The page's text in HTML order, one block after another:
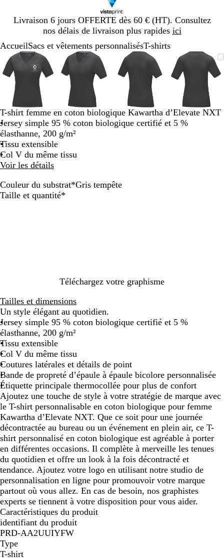
Livraison 6 jours OFFERTE dès 60 € (HT). Consultez
nos délais de livraison plus rapides ici
Diapositive
1
AccueilSacs et vêtements personnalisésT-shirts
Image
zoomable
Zoom
au
minimum
Cliquez
pour
développer
Utilisez
les
touches
plus
moins
pour
zoomer
et
les
touches
fléchées
pour
faire
défiler
Image
zoomable
Zoom
minimum
Cliquez
développer
Utilisez
touches
plus
moins
pour
pour
Image
zoomable
Zoom
minimum
Cliquez
développer
Utilisez
touches
plus
moins
pour
Image
Zoom
Cliquez
Utilisez
touches
plus
moins
Diapositive
sur
T-shirt femme en coton biologique Kawartha d’Elevate NXT
Jersey simple 95 % coton biologique certifié et 5 %
élasthanne, 200 g/m²
Tissu extensible
Col V du même tissu
Voir les détails
Couleur du substrat*Gris tempête
B
G
e
Taille et quantité*
Téléchargez votre graphisme
Tailles et dimensions
Un style élégant au quotidien.
Jersey simple 95 % coton biologique certifié et 5 %
élasthanne, 200 g/m²
Tissu extensible
Col V du même tissu
Coutures latérales et détails de point
Bande de propreté d’épaule à épaule bicolore personnalisée
Étiquette principale thermocollée pour plus de confort
Ajoutez une touche de style à votre stratégie de marque avec
le T-shirt personnalisable en coton biologique pour femme
Kawartha d’Elevate NXT. Que ce soit pour une journée
décontractée au bureau ou un événement en plein air, ce T-
shirt personnalisé en coton biologique est agréable à porter
en différentes occasions. Il complète à merveille les tenues
du quotidien et offre un look à la fois décontracté et
tendance. Ajoutez votre logo en utilisant notre studio de
personnalisation en ligne pour promouvoir votre marque
partout où vous allez. En cas de besoin, nos graphistes
experts se tiennent à votre disposition pour vous aider.
Caractéristiques du produit
identifiant du produit
PRD-AA2UUIYFW
Type
T-shirt